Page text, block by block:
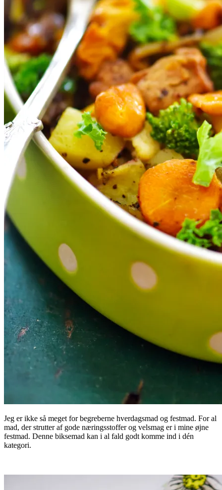
Jeg er ikke så meget for begreberne hverdagsmad og festmad. For al
mad, der strutter af gode næringsstoffer og velsmag er i mine øjne
festmad. Denne biksemad kan i al fald godt komme ind i dén
kategori.